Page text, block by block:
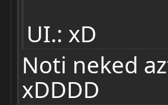
UI.: xD
Noti neked
xDDDD